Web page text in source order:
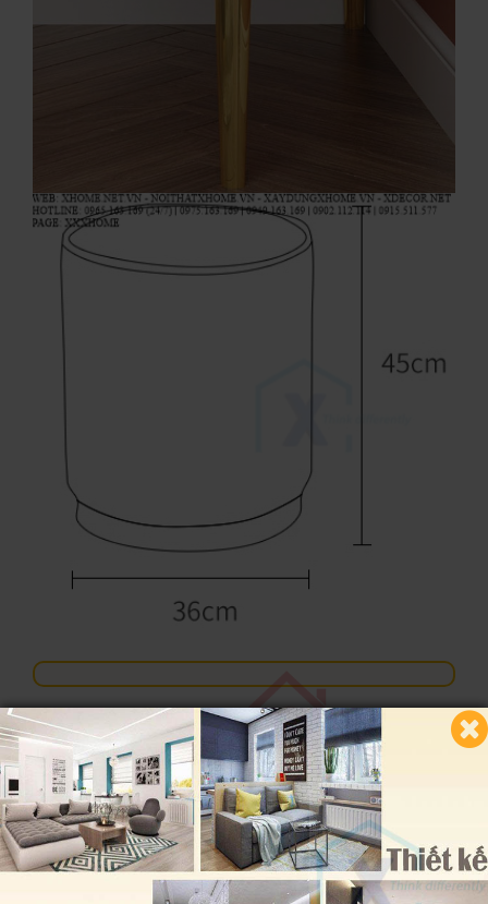
X HOME -
THINK DIFFERENTLY
NGÔI NHÀ ĐẶC BIỆT - SUY NGHĨ KHÁC BIỆT
KHUYỄN MÃI CỰC SỐC - CỰC SÂU 30%
TỦ GIÀY THÔNG MINH X HOME TG6812